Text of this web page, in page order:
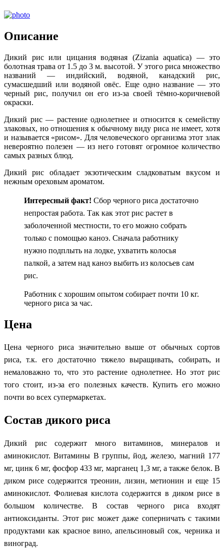
Описание
Дикий рис или цицания водяная (Zizania aquatica) — это
болотная трава от 1.5 до 3 м. высотой. У этого риса множество
названий — индийский, водяной, канадский рис,
сумасшедший или водяной овёс. Еще одно название — это
черный рис, получил он его из-за своей тёмно-коричневой
окраски.
Дикий рис — растение однолетнее и относится к семейству
злаковых, но отношения к обычному виду риса не имеет, хотя
и называется «рисом». Для человеческого организма этот злак
невероятно полезен — из него готовят огромное количество
самых разных блюд.
Дикий рис обладает экзотическим сладковатым вкусом и
нежным ореховым ароматом.
Интересный факт! Сбор черного риса достаточно
непростая работа. Так как этот рис растет в
заболоченной местности, то его можно собрать
только с помощью каноэ. Сначала работнику
нужно подплыть на лодке, ухватить колосья
палкой, а затем над каноэ выбить из колосьев сам
рис.
Работник с хорошим опытом собирает почти 10 кг.
черного риса за час.
Цена
Цена черного риса значительно выше от обычных сортов
риса, т.к. его достаточно тяжело выращивать, собирать, и
немаловажно то, что это растение однолетнее. Но этот рис
того стоит, из-за его полезных качеств. Купить его можно
почти во всех супермаркетах.
Состав дикого риса
Дикий рис содержит много витаминов, минералов и
аминокислот. Витамины B группы, йод, железо, магний 177
мг, цинк 6 мг, фосфор 433 мг, марганец 1,3 мг, а также белок. В
диком рисе содержится треонин, лизин, метионин и еще 15
аминокислот. Фолиевая кислота содержится в диком рисе в
большом количестве.
В состав черного риса входят
антиоксиданты. Этот рис может даже соперничать с такими
продуктами как красное вино, апельсиновый сок, черника и
виноград.